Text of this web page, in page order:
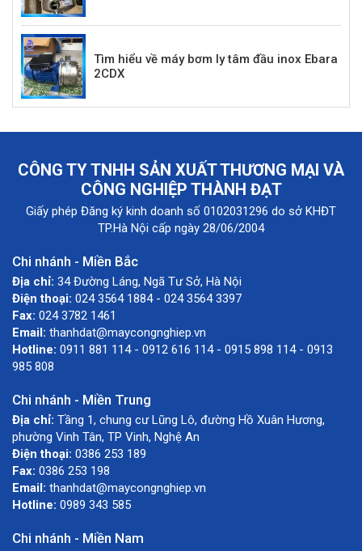
Tìm hiểu về máy bơm ly tâm đầu inox Ebara
2CDX
CÔNG TY TNHH SẢN XUẤT THƯƠNG MẠI VÀ
CÔNG NGHIỆP THÀNH ĐẠT
Giấy phép Đăng ký kinh doanh số 0102031296 do sở KHĐT
TP.Hà Nội cấp ngày 28/06/2004
Chi nhánh - Miền Bắc
Địa chỉ: 34 Đường Láng, Ngã Tư Sở, Hà Nội
Điện thoại: 024 3564 1884 - 024 3564 3397
Fax: 024 3782 1461
Email: thanhdat@maycongnghiep.vn
Hotline: 0911 881 114 - 0912 616 114 - 0915 898 114 - 0913
985 808
Chi nhánh - Miền Trung
Địa chỉ: Tầng 1, chung cư Lũng Lô, đường Hồ Xuân Hương,
phường Vinh Tân, TP Vinh, Nghệ An
Điện thoại: 0386 253 189
Fax: 0386 253 198
Email: thanhdat@maycongnghiep.vn
Hotline: 0989 343 585
Chi nhánh - Miền Nam